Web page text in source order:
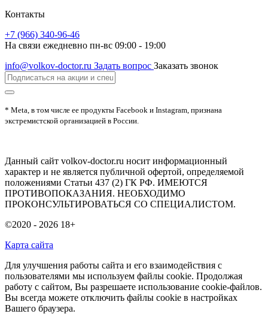
Контакты
+7 (966) 340-96-46
На связи ежедневно пн-вс 09:00 - 19:00
info@volkov-doctor.ru Задать вопрос Заказать звонок
* Meta, в том числе ее продукты Facebook и Instagram, признана
экстремистской организацией в России.
Данный сайт volkov-doctor.ru носит информационный
характер и не является публичной офертой, определяемой
положениями Статьи 437 (2) ГК РФ. ИМЕЮТСЯ
ПРОТИВОПОКАЗАНИЯ. НЕОБХОДИМО
ПРОКОНСУЛЬТИРОВАТЬСЯ СО СПЕЦИАЛИСТОМ.
©2020 - 2026 18+
Карта сайта
Для улучшения работы сайта и его взаимодействия с
пользователями мы используем файлы cookie. Продолжая
работу с сайтом, Вы разрешаете использование cookie-файлов.
Вы всегда можете отключить файлы cookie в настройках
Вашего браузера.